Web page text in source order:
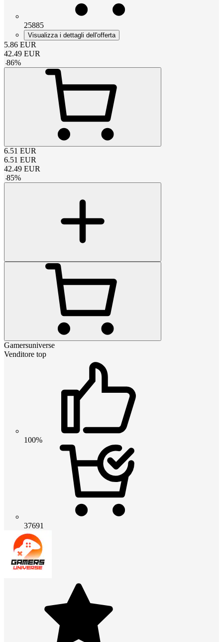
25885
Visualizza i dettagli dell'offerta
5.86 EUR
42.49 EUR
-86%
6.51 EUR
6.51 EUR
42.49 EUR
-85%
Gamersuniverse
Venditore top
100%
37691